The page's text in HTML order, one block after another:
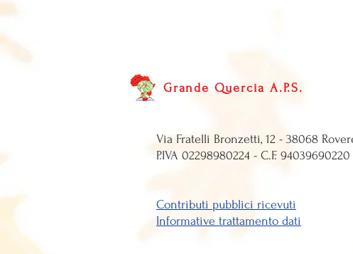
Grande Quercia A.P.S.
Via Fratelli Bronzetti,
P.IVA
Contributi pubblici ricevuti
Informative trattamento dati